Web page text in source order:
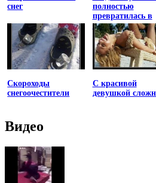
снег
полностью
превратилась в
принцессу
Скороходы
снегоочестители
С красивой
девушкой
Видео